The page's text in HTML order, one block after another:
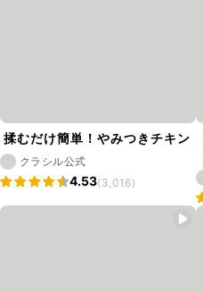
揉むだけ簡単！やみつきチキン
クラシル公式
4.53(3,016)